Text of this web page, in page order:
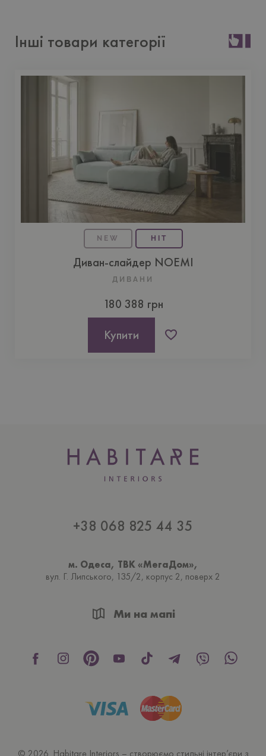
Інші товари категорії
NEW HIT
Диван-слайдер NOEMI
ДИВАНИ
180 388 грн
Купити
+38 068 825 44 35
м. Одеса, ТВК «МегаДом»,
вул. Г. Липського, 135/2, корпус 2, поверх 2
Ми на мапі
© 2026. Habitare Interiors – створюємо стильні інтер’єри з